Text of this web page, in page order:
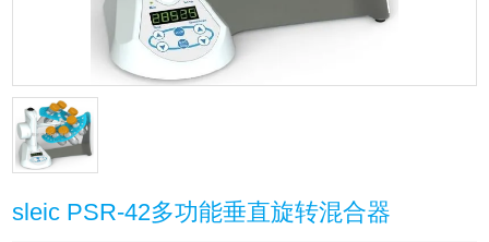
sleic PSR-42多功能垂直旋转混合器